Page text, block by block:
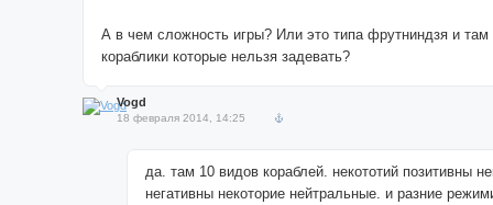
А в чем сложность игры? Или это типа фрутниндзя и там
кораблики которые нельзя задевать?
Vogd
18 февраля 2014, 14:25
да. там 10 видов кораблей. некототий позитивны
негативны некоторие нейтральные. и разние